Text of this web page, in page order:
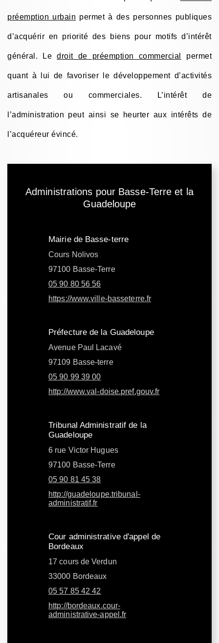
préemption urbain permet à des personnes publiques
d’acquérir en priorité des biens pour motifs d’intérêt
général. Ledroit de préemption commercial permet
quant à lui de favoriser le développement d’activités
artisanales ou commerciales. L’intérêt de
l’administration peut ainsi se heurter aux intérêts de
l’acquéreur évincé.
Administrations pour Basse-Terre et la
Guadeloupe
Mairie de Basse-terre
Cours Nolivos
97100 Basse-Terre
05 90 80 56 56
https://www.ville-basseterre.fr
Préfecture de la Guadeloupe
Avenue Paul Lacavé
97109 Basse-terre
05 90 99 39 00
http://www.val-doise.pref.gouv.fr
Tribunal Administratif de la
Guadeloupe
6 rue Victor Hugues
97100 Basse-Terre
05 90 81 45 38
http://guadeloupe.tribunal-
administratif.fr
Cour administrative d'appel de
Bordeaux
17 cours de Verdun
33000 Bordeaux
05 57 85 42 42
http://bordeaux.cour-
administrative-appel.fr